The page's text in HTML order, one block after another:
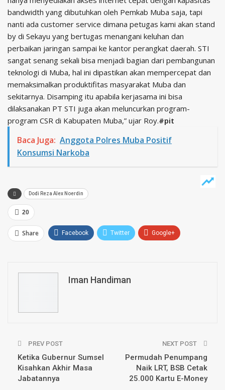
bandwidth yang dibutuhkan oleh Pemkab Muba saja, tapi
nanti ada customer service dimana petugas kami akan stand
by di Sekayu yang bertugas menangani keluhan dan
perbaikan jaringan sampai ke kantor perangkat daerah. STI
sangat senang sekali bisa menjadi bagian dari pembangunan
teknologi di Muba, hal ini dipastikan akan mempercepat dan
memaksimalkan produktifitas masyarakat Muba dan
sekitarnya. Disamping itu apabila kerjasama ini bisa
dilaksanakan PT STI juga akan meluncurkan program-
program CSR di Kabupaten Muba,” ujar Roy.#pit
Baca Juga: Anggota Polres Muba Positif
Konsumsi Narkoba
Dodi Reza Alex Noerdin
20
Share Facebook Twitter Google+
Email
Iman Handiman
PREV POST
Ketika Gubernur Sumsel
Kisahkan Akhir Masa
Jabatannya
NEXT POST
Permudah Penumpang
Naik LRT, BSB Cetak
25.000 Kartu E-Money